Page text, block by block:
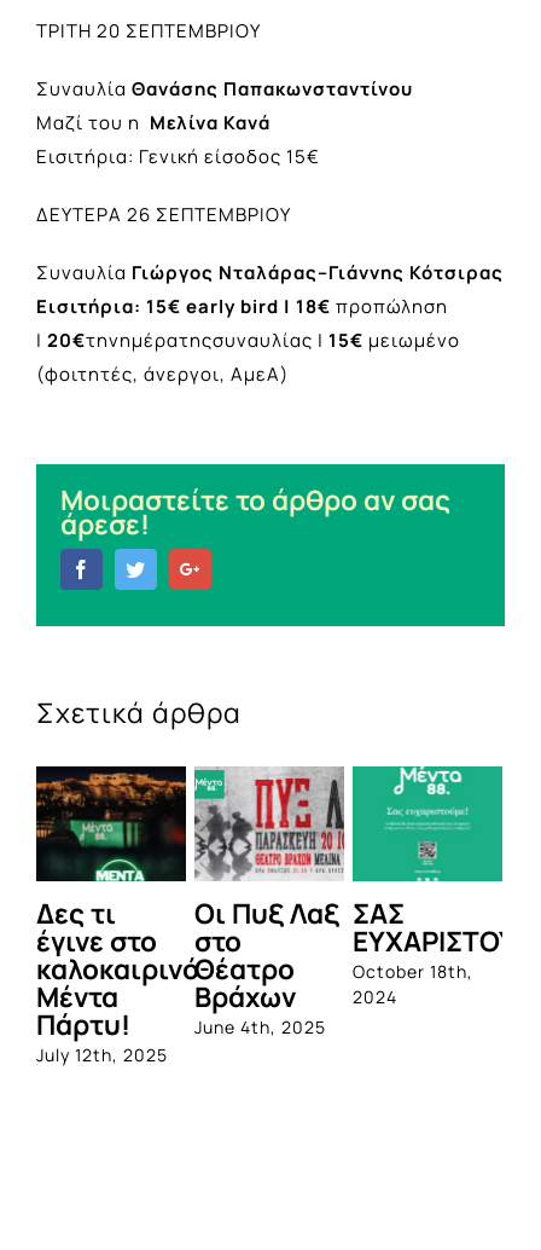
ΤΡΙΤΗ 20 ΣΕΠΤΕΜΒΡΙΟΥ
Συναυλία Θανάσης Παπακωνσταντίνου
Μαζί του η Μελίνα Κανά
Εισιτήρια: Γενική είσοδος 15€
ΔΕΥΤΕΡΑ 26 ΣΕΠΤΕΜΒΡΙΟΥ
Συναυλία Γιώργος Νταλάρας–Γιάννης Κότσιρας
Εισιτήρια: 15€ early bird | 18€ προπώληση
| 20€τηνημέρατηςσυναυλίας | 15€ μειωμένο
(φοιτητές, άνεργοι, ΑμεΑ)
Μοιραστείτε το άρθρο αν σας
άρεσε!
FacebookTwitter
Σχετικά άρθρα
Δες τι
έγινε στο
καλοκαιρινό
Μέντα
Πάρτυ!
July 12th, 2025
Οι Πυξ Λαξ
στο
Θέατρο
Βράχων
June 4th, 2025
ΣΑΣ
ΕΥΧΑΡΙΣΤΟΥΜΕ!
October 18th,
2024
1η